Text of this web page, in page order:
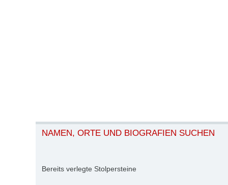
NAMEN, ORTE UND BIOGRAFIEN SUCHEN
Bereits verlegte Stolpersteine